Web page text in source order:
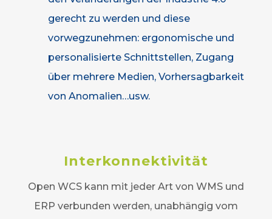
gerecht zu werden und diese
vorwegzunehmen: ergonomische und
personalisierte Schnittstellen, Zugang
über mehrere Medien, Vorhersagbarkeit
von Anomalien…usw.
Interkonnektivität
Open WCS kann mit jeder Art von WMS und
ERP verbunden werden, unabhängig vom